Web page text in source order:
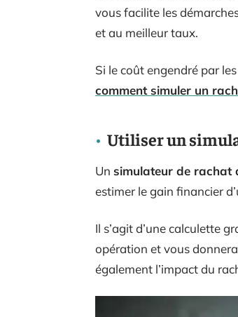
vous facilite les
et au meilleur taux.
Si le coût engendré par
comment simuler un
Utiliser un
Un simulateur de rachat
estimer le gain financier
Il s’agit d’une calculette
opération et vous
également l’impact du